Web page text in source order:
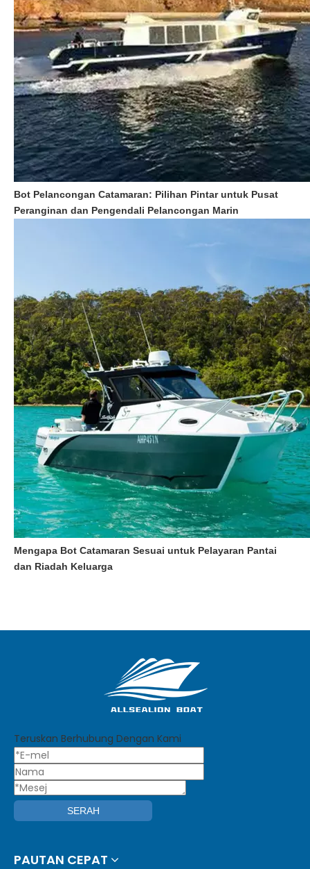
Bot Pelancongan Catamaran: Pilihan Pintar untuk Pusat
Peranginan dan Pengendali Pelancongan Marin
Mengapa Bot Catamaran Sesuai untuk Pelayaran Pantai
dan Riadah Keluarga
Teruskan Berhubung Dengan Kami
SERAH
PAUTAN CEPAT